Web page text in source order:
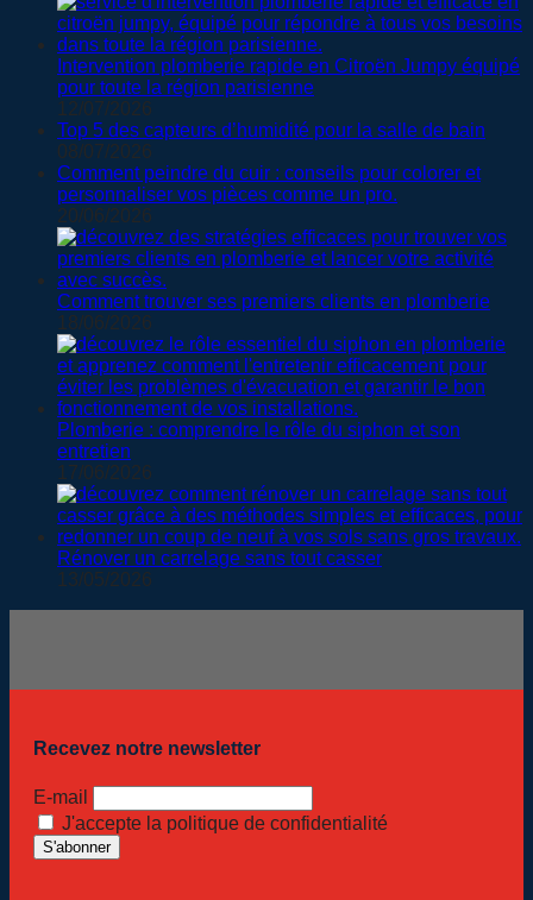
Intervention plomberie rapide en Citroën Jumpy équipé
pour toute la région parisienne
12/07/2026
Top 5 des capteurs d’humidité pour la salle de bain
08/07/2026
Comment peindre du cuir : conseils pour colorer et
personnaliser vos pièces comme un pro.
20/06/2026
Comment trouver ses premiers clients en plomberie
18/06/2026
Plomberie : comprendre le rôle du siphon et son
entretien
17/06/2026
Rénover un carrelage sans tout casser
13/05/2026
Recevez notre newsletter
E-mail
J'accepte la politique de confidentialité